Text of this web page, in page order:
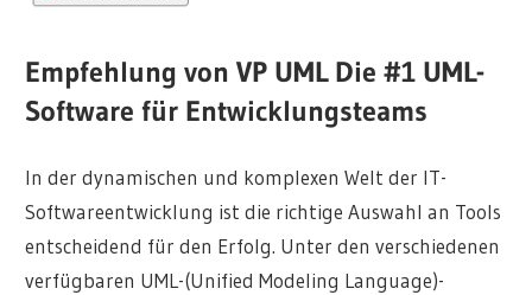
Empfehlung von VP UML Die #1 UML-
Software für Entwicklungsteams
In der dynamischen und komplexen Welt der IT-
Softwareentwicklung ist die richtige Auswahl an Tools
entscheidend für den Erfolg. Unter den verschiedenen
verfügbaren UML-(Unified Modeling Language)-